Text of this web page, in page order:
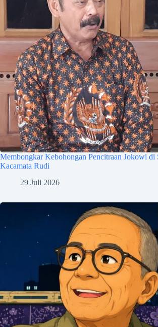
Membongkar Kebohongan Pencitraan Jokowi di
Kacamata Rudi
29 Juli 2026